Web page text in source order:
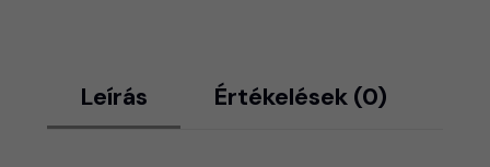
Leírás Értékelések (0)